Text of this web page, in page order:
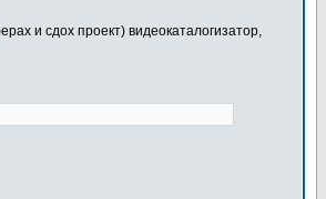
и сдох проект) видеокаталогизатор,